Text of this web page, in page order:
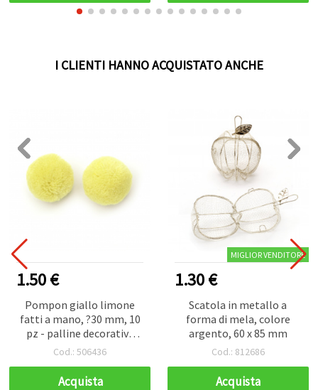
I CLIENTI HANNO ACQUISTATO ANCHE
1.50 €
Pompon giallo limone
fatti a mano, ?30 mm, 10
pz - palline decorative
soffici per lavori creativi
Cod.: 506436
Acquista
MIGLIOR VENDITORE
1.30 €
Scatola in metallo a
forma di mela, colore
argento, 60 x 85 mm
Cod.: 812686
Acquista